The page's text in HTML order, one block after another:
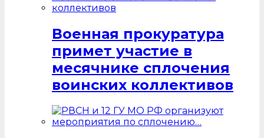
Военная прокуратура
примет участие в
месячнике сплочения
воинских коллективов